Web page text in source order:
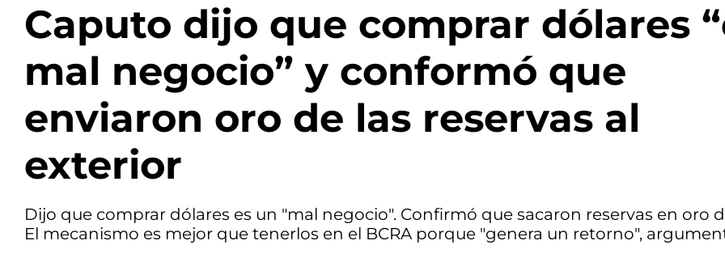
Caputo dijo que comprar dólares
mal negocio” y conformó que
enviaron oro de las reservas al
exterior
Dijo que comprar dólares es un "mal negocio". Confirmó que sacaron reservas en oro
El mecanismo es mejor que tenerlos en el BCRA porque "genera un retorno",